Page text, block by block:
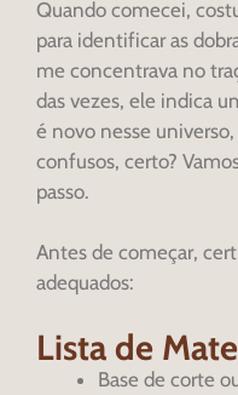
Quando comecei,
para identificar as
me concentrava no
das vezes, ele indica
é novo nesse
confusos, certo?
passo.
Antes de começar,
adequados:
Lista de
Base de corte